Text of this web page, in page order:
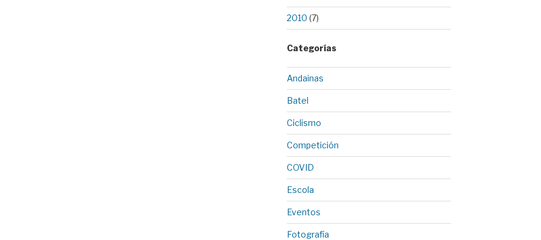
2010 (7)
Categorías
Andainas
Batel
Ciclismo
Competición
COVID
Escola
Eventos
Fotografía